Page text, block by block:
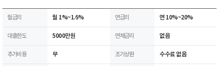
월금리 월 1%~1.6% 연금리 연 10%~20%
대출한도 5000만원 연체금리 없음
추가비용 무 조기상환 수수료 없음